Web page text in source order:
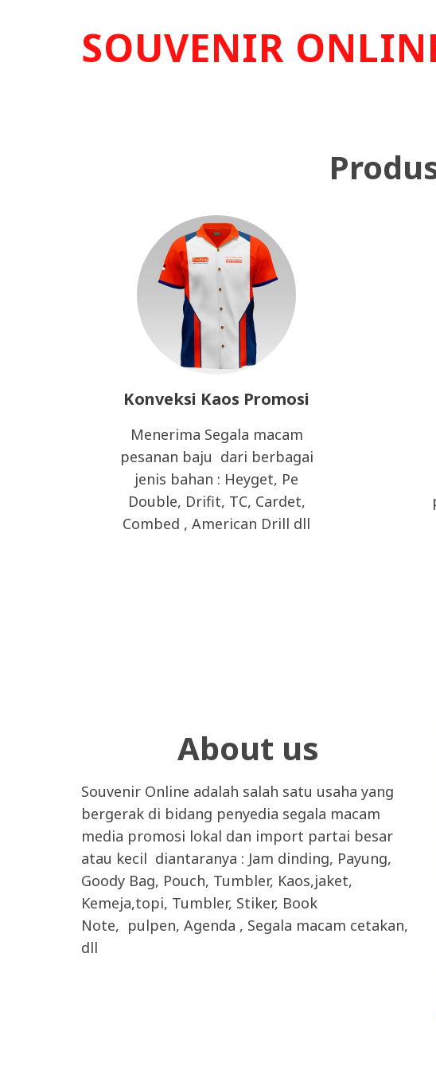
SOUVENIR
Konveksi Kaos Promosi
Menerima Segala macam
pesanan baju dari berbagai
jenis bahan : Heyget, Pe
Double, Drifit, TC, Cardet,
Combed , American Drill dll
About us
Souvenir Online adalah salah satu usaha yang
bergerak di bidang penyedia segala macam
media promosi lokal dan import partai besar
atau kecil diantaranya : Jam dinding, Payung,
Goody Bag, Pouch, Tumbler, Kaos,jaket,
Kemeja,topi, Tumbler, Stiker, Book
Note, pulpen, Agenda , Segala macam cetakan,
dll